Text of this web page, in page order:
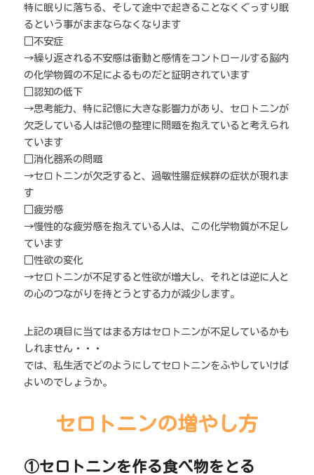
特に眠りに落ちる、そして途中で起きることなくぐっすり眠
るという事がままならなくなります
□不安症
→繰り返される不安感は衝動と感情をコントロールする脳内
の化学物質の不足によるものだと証明されています
□認知の低下
→思考能力、特に記憶に大きな影響力があり、セロトニンが
欠乏している人は記憶の整理に問題を抱えていると考えられ
ています
□消化器系の問題
→セロトニンが欠乏すると、過敏性腸症候群の症状が現れま
す
□疲労感
→慢性的な疲労感を抱えている人は、この化学物質が不足し
ています
□性欲の変化
→セロトニンが不足すると性欲が増大し、それとは逆に人と
の心のつながりを持とうとする力が減少します。
上記の項目に当てはまる方はセロトニンが不足しているかも
しれません・・・
では、私生活でどのようにしてセロトニンをふやしていけば
よいのでしょうか。
セロトニンの増やし方
①セロトニンを作る食べ物をとる